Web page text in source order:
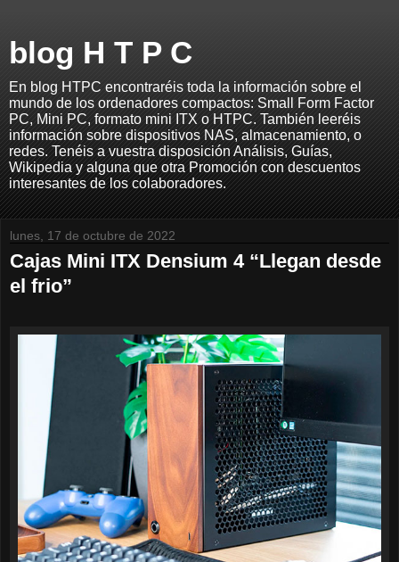
blog H T P C
En blog HTPC encontraréis toda la información sobre el
mundo de los ordenadores compactos: Small Form Factor
PC, Mini PC, formato mini ITX o HTPC. También leeréis
información sobre dispositivos NAS, almacenamiento, o
redes. Tenéis a vuestra disposición Análisis, Guías,
Wikipedia y alguna que otra Promoción con descuentos
interesantes de los colaboradores.
lunes, 17 de octubre de 2022
Cajas Mini ITX Densium 4 “Llegan desde
el frio”